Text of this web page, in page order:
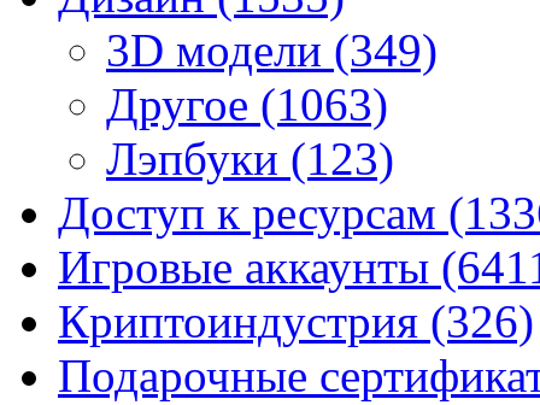
3D модели (349)
Другое (1063)
Лэпбуки (123)
Доступ к ресурсам
Игровые аккаунты
Криптоиндустрия (326)
Подарочные